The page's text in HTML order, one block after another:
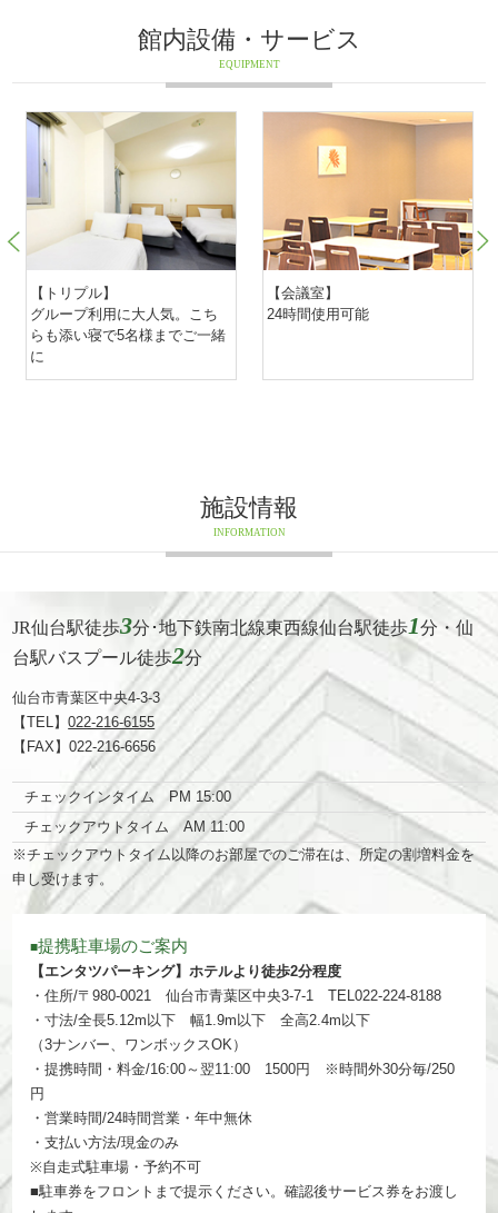
館内設備・サービス
EQUIPMENT
【会議室】
24時間使用可能
施設情報
INFORMATION
JR仙台駅徒歩3分･地下鉄南北線東西線仙台駅徒歩1分・仙
台駅バスプール徒歩2分
仙台市青葉区中央4-3-3
【TEL】022-216-6155
【FAX】022-216-6656
チェックインタイム PM 15:00
チェックアウトタイム AM 11:00
※チェックアウトタイム以降のお部屋でのご滞在は、所定の割増料金を
申し受けます。
■提携駐車場のご案内
【エンタツパーキング】ホテルより徒歩2分程度
・住所/〒980-0021 仙台市青葉区中央3-7-1 TEL022-224-8188
・寸法/全長5.12m以下 幅1.9m以下 全高2.4m以下
（3ナンバー、ワンボックスOK）
・提携時間・料金/16:00～翌11:00 1500円 ※時間外30分毎/250
円
・営業時間/24時間営業・年中無休
・支払い方法/現金のみ
※自走式駐車場・予約不可
■駐車券をフロントまで提示ください。確認後サービス券をお渡し